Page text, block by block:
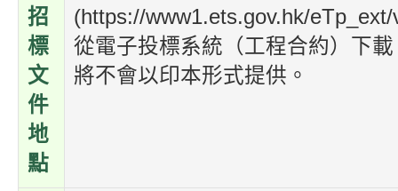
招
標
文
件
地
點
(https://www1.ets.gov.hk/
從電子投標系統（工程合約）下
將不會以印本形式提供。